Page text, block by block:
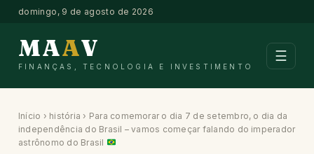
domingo, 9 de agosto de 2026
MAAV
FINANÇAS, TECNOLOGIA E INVESTIMENTO
☰
Início › história › Para comemorar o dia 7 de setembro, o dia da
independência do Brasil – vamos começar falando do imperador
astrônomo do Brasil